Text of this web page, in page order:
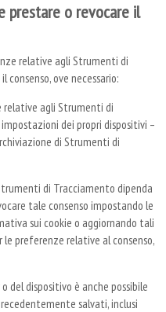
prestare o revocare il
relative agli Strumenti di
ove necessario:
relative agli Strumenti di
dei propri dispositivi –
di Strumenti di
di Tracciamento dipenda
tale consenso impostando le
sui cookie o aggiornando tali
preferenze relative al consenso,
del dispositivo è anche possibile
salvati, inclusi